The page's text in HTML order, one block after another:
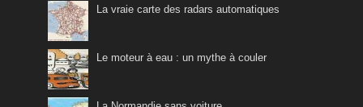
La vraie carte des radars automatiques
Le moteur à eau : un mythe à couler